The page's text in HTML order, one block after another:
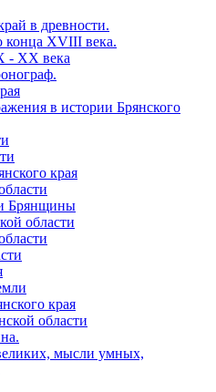
в древности.
конца XVIII века.
- XX века
в истории Брянского
края
Брянщины
области
края
области
мысли умных,